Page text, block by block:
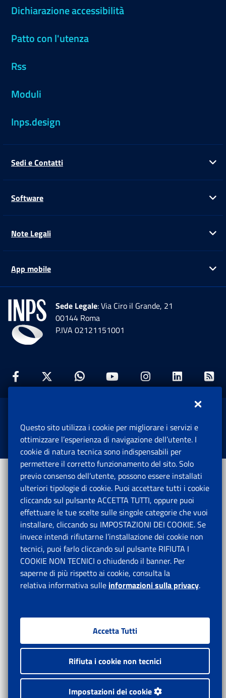
Dichiarazione accessibilità
Patto con l'utenza
Rss
Moduli
Inps.design
Sedi e Contatti
Software
Note Legali
App mobile
Sede Legale: Via Ciro il Grande, 21
00144 Roma
P.IVA 02121151001
Facebook: Apre una nuova finestra
Twitter: Apre una nuova finestra
Whatsapp: Apre una nuova
Youtube: Apre una
Instagram:
Istituto Nazionale Previdenza Sociale.
Tutti i diritti riservati.
Questo sito utilizza i cookie per migliorare i servizi e
ottimizzare l’esperienza di navigazione dell’utente. I
cookie di natura tecnica sono indispensabili per
permettere il corretto funzionamento del sito. Solo
previo consenso dell’utente, possono essere installati
ulteriori tipologie di cookie. Puoi accettare tutti i cookie
cliccando sul pulsante ACCETTA TUTTI, oppure puoi
effettuare le tue scelte sulle singole categorie che vuoi
installare, cliccando su IMPOSTAZIONI DEI COOKIE. Se
invece intendi rifiutarne l’installazione dei cookie non
tecnici, puoi farlo cliccando sul pulsante RIFIUTA I
COOKIE NON TECNICI o chiudendo il banner. Per
saperne di più rispetto ai cookie, consulta la
relativa informativa sulle informazioni sulla privacy.
Accetta Tutti
Rifiuta i cookie non tecnici
Impostazioni dei cookie